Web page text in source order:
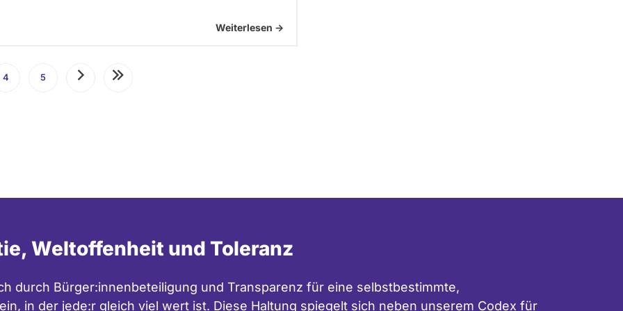
Weiterlesen ->
Seite
4 Seite
5 NächsteLetzte
Weltoffenheit und Toleranz
durch Bürger:innenbeteiligung und Transparenz für eine selbstbestimmte,
in der jede:r gleich viel wert ist. Diese Haltung spiegelt sich neben unserem Codex für